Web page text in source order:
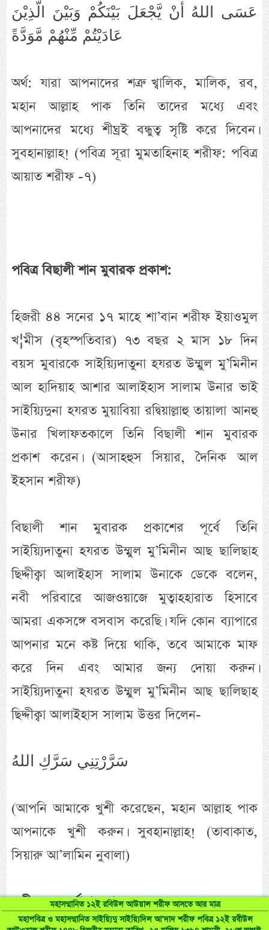
মহাসম্মানিত ১২ই রবিউল আউয়াল শরীফ আসতে আর মাত্র
মহাপবিত্র ও মহাসম্মানিত সাইয়্যিদু সাইয়্যিদিল আ’দাদ শরীফ পবিত্র ১২ই রবীউল
عَسَى اللهُ أنْ يَّجْعَلَ بَيْنَكُمْ وَبَيْنَ الَّذِيْنَ
عَادَيْتُمْ مِّنْهُمْ مَّوَدَّةً
অর্থ: যারা আপনাদের শত্রু খ্বালিক, মালিক, রব,
মহান আল্লাহ পাক তিনি তাদের মধ্যে এবং
আপনাদের মধ্যে শীঘ্রই বন্ধুত্ব সৃষ্টি করে দিবেন।
সুবহানাল্লাহ! (পবিত্র সূরা মুমতাহিনাহ শরীফ: পবিত্র
আয়াত শরীফ -৭)
পবিত্র বিছালী শান মুবারক প্রকাশ:
হিজরী ৪৪ সনের ১৭ মাহে শা’বান শরীফ ইয়াওমুল
খ¦মীস (বৃহস্পতিবার) ৭৩ বছর ২ মাস ১৮ দিন
বয়স মুবারকে সাইয়্যিদাতুনা হযরত উম্মুল মু’মিনীন
আল হাদিয়াহ আশার আলাইহাস সালাম উনার ভাই
সাইয়্যিদুনা হযরত মুয়াবিয়া রদ্বিয়াল্লাহু তায়ালা আনহু
উনার খিলাফতকালে তিনি বিছালী শান মুবারক
প্রকাশ করেন। (আসাহহুস সিয়ার, দৈনিক আল
ইহসান শরীফ)
বিছালী শান মুবারক প্রকাশের পূর্বে তিনি
সাইয়্যিদাতুনা হযরত উম্মুল মু’মিনীন আছ ছালিছাহ
ছিদ্দীক্বা আলাইহাস সালাম উনাকে ডেকে বলেন,
নবী পরিবারে আজওয়াজে মুত্বাহহারাত হিসাবে
আমরা একসঙ্গে বসবাস করেছি। যদি কোন ব্যাপারে
আপনার মনে কষ্ট দিয়ে থাকি, তবে আমাকে মাফ
করে দিন এবং আমার জন্য দোয়া করুন।
সাইয়্যিদাতুনা হযরত উম্মুল মু’মিনীন আছ ছালিছাহ
ছিদ্দীক্বা আলাইহাস সালাম উত্তর দিলেন-
سَرَّرْتِنِي سَرَّكِ اللهُ
(আপনি আমাকে খুশী করেছেন, মহান আল্লাহ পাক
আপনাকে খুশী করুন। সুবহানাল্লাহ! (তাবাকাত,
সিয়ারু আ’লামিন নুবালা)
ফযীলত ও মর্যাদা মুবারক: